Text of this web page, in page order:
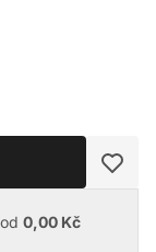
0,00 Kč